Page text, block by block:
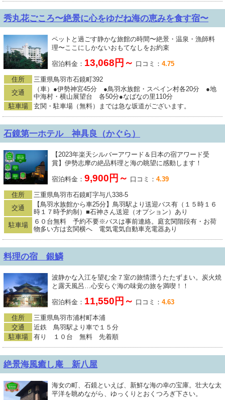
秀丸花ごころ〜絶景に心をゆだね海の恵みを食す宿〜
ペットと過ごす静かな旅館の時間〜絶景・温泉・漁師料
理〜ここにしかないおもてなしをお約束
宿泊料金： 13,068円～ 口コミ： 4.75
住所
三重県鳥羽市石鏡町392
交通
（車）●伊勢神宮45分 ●鳥羽水族館・スペイン村各20分 ●地
中海村・横山展望台 各50分●なばなの里110分
駐車場
玄関・駐車場（無料）までは急な坂道がございます。
石鏡第一ホテル 神具良（かぐら）
【2023年楽天シルバーアワード＆日本の宿アワード受
賞】伊勢志摩の絶品料理と海の眺望に感動します！
宿泊料金： 9,900円～ 口コミ： 4.39
住所
三重県鳥羽市石鏡町字与八338-5
交通
【鳥羽水族館から車25分】鳥羽駅より送迎バス有（１５時１６
時１７時予約制）■石神さん送迎（オプション）あり
駐車場
６０台無料 予約不要※バスは事前連絡。庭玄関階段有・お荷
物多い方は玄関横へ 電気電気自動車充電器あり
料理の宿 銀鱗
波静かな入江を望む全７室の旅情漂うたたずまい。炭火焼
と露天風呂…心安らぐ海の味覚の旅を満喫！！
宿泊料金： 11,550円～ 口コミ： 4.63
住所
三重県鳥羽市浦村町本浦
交通
近鉄 鳥羽駅より車で１５分
駐車場
有り １０台 無料 先着順
絶景海風癒し庵 新八屋
海女の町、石鏡といえば、新鮮な海の幸の宝庫。壮大な太
平洋を眺めながら、ゆっくりとおくつろぎ下さい。